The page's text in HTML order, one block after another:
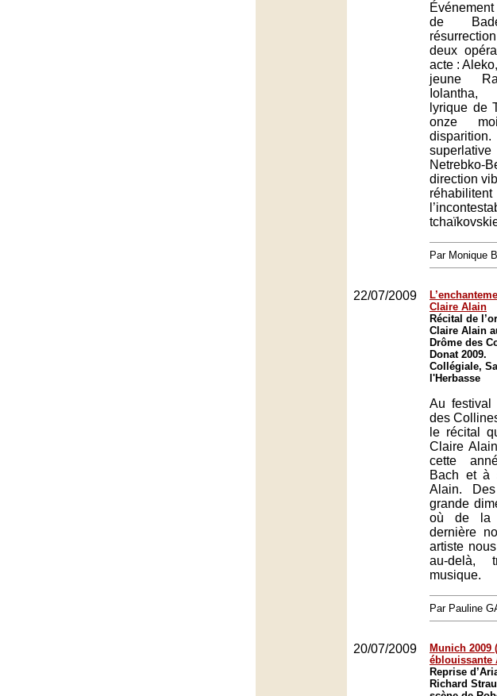
de
deux
acte :
jeune
Iolantha,
lyrique de
onze
direction
Par Monique
22/07/2009
Claire Alain
Récital de
Claire Alain
Drôme des
Donat 2009.
Collégiale,
l'Herbasse
Au festival
des
le récital
Claire
cette
Bach et à
Alain.
grande
où de la
dernière
artiste
au-delà,
musique.
Par Pauline
20/07/2009
Munich 2009
éblouissante
Reprise
Richard